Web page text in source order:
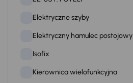
Elektryczne szyby
Elektryczny hamulec postojowy
Isofix
Kierownica wielofunkcyjna